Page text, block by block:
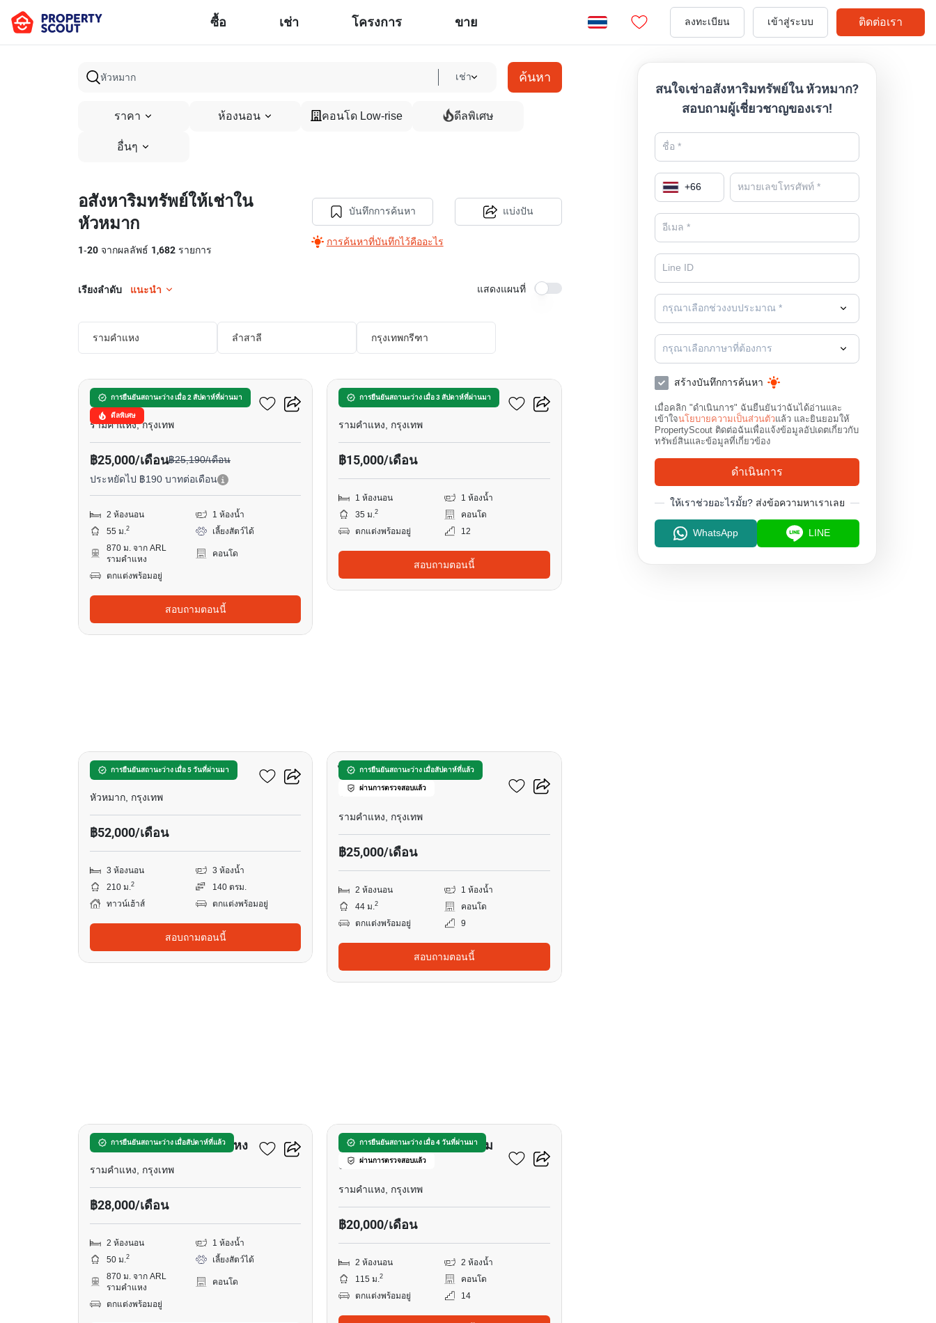
ซื้อ เช่า โครงการ ขาย ลงทะเบียน เข้าสู่ระบบ ติดต่อเรา
เช่า ค้นหา
ราคา ห้องนอน คอนโด Low-rise ดีลพิเศษ
อื่นๆ
อสังหาริมทรัพย์ให้เช่าใน
หัวหมาก
1-20 จากผลลัพธ์ 1,682 รายการ
บันทึกการค้นหา
การค้นหาที่บันทึกไว้คืออะไร
แบ่งปัน
เรียงลำดับ แนะนำ แสดงแผนที่
รามคำแหง ลำสาลี กรุงเทพกรีฑา
การยืนยันสถานะว่าง เมื่อ 2 สัปดาห์ที่ผ่านมา
ดีลพิเศษ
9
เมทริส พระราม 9-รามคำแหง
รามคำแหง, กรุงเทพ
฿25,000/เดือน฿25,190/เดือน
ประหยัดไป ฿190 บาทต่อเดือน
2 ห้องนอน
1 ห้องน้ำ
55 ม.2
เลี้ยงสัตว์ได้
870 ม. จาก ARL
รามคำแหง
คอนโด
ตกแต่งพร้อมอยู่
สอบถามตอนนี้
การยืนยันสถานะว่าง เมื่อ 3 สัปดาห์ที่ผ่านมา
นิช โมโน รามคําแหง
รามคำแหง, กรุงเทพ
฿15,000/เดือน
1 ห้องนอน
1 ห้องน้ำ
35 ม.2
คอนโด
ตกแต่งพร้อมอยู่
12
สอบถามตอนนี้
การยืนยันสถานะว่าง เมื่อ 5 วันที่ผ่านมา
ทาวน์ อเวนิว พระราม 9
หัวหมาก, กรุงเทพ
฿52,000/เดือน
3 ห้องนอน
3 ห้องน้ำ
210 ม.2
140 ตรม.
ทาวน์เฮ้าส์
ตกแต่งพร้อมอยู่
สอบถามตอนนี้
การยืนยันสถานะว่าง เมื่อสัปดาห์ที่แล้ว
ผ่านการตรวจสอบแล้ว
ไนท์บริดจ์ คอลลาจ
รามคำแหง
รามคำแหง, กรุงเทพ
฿25,000/เดือน
2 ห้องนอน
1 ห้องน้ำ
44 ม.2
คอนโด
ตกแต่งพร้อมอยู่
9
สอบถามตอนนี้
การยืนยันสถานะว่าง เมื่อสัปดาห์ที่แล้ว
เมทริส พระราม 9-รามคำแหง
รามคำแหง, กรุงเทพ
฿28,000/เดือน
2 ห้องนอน
1 ห้องน้ำ
50 ม.2
เลี้ยงสัตว์ได้
870 ม. จาก ARL
รามคำแหง
คอนโด
ตกแต่งพร้อมอยู่
การยืนยันสถานะว่าง เมื่อ 4 วันที่ผ่านมา
ผ่านการตรวจสอบแล้ว
อินสไปร์ เพลส คอนโดมิเนียม
เอแบค พระราม9
รามคำแหง, กรุงเทพ
฿20,000/เดือน
2 ห้องนอน
2 ห้องน้ำ
115 ม.2
คอนโด
ตกแต่งพร้อมอยู่
14
สนใจเช่าอสังหาริมทรัพย์ใน หัวหมาก?
สอบถามผู้เชี่ยวชาญของเรา!
+66
กรุณาเลือกช่วงงบประมาณ *
กรุณาเลือกภาษาที่ต้องการ
สร้างบันทึกการค้นหา
เมื่อคลิก "ดำเนินการ" ฉันยืนยันว่าฉันได้อ่านและ
เข้าใจนโยบายความเป็นส่วนตัวแล้ว และยินยอมให้
PropertyScout ติดต่อฉันเพื่อแจ้งข้อมูลอัปเดตเกี่ยวกับ
ทรัพย์สินและข้อมูลที่เกี่ยวข้อง
ดำเนินการ
ให้เราช่วยอะไรมั้ย? ส่งข้อความหาเราเลย
WhatsApp LINE